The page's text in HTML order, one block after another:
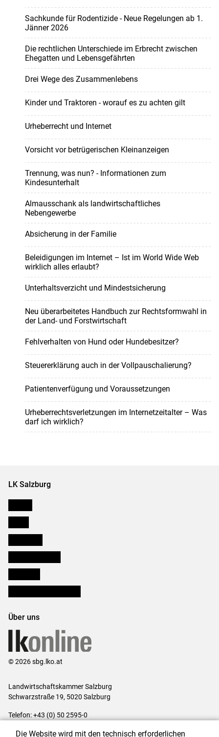
Sachkunde für Rodentizide - Neue Regelungen ab 1.
Jänner 2026
Die rechtlichen Unterschiede im Erbrecht zwischen
Ehegatten und Lebensgefährten
Drei Wege des Zusammenlebens
Kinder und Traktoren - worauf es zu achten gilt
Urheberrecht und Internet
Vorsicht vor betrügerischen Kleinanzeigen
Trennung, was nun? - Informationen zum
Kindesunterhalt
Almausschank als landwirtschaftliches
Nebengewerbe
Absicherung in der Familie
Beleidigungen im Internet – Ist im World Wide Web
wirklich alles erlaubt?
Unterhaltsverzicht und Mindestsicherung
Neu überarbeitetes Handbuch zur Rechtsformwahl in
der Land- und Forstwirtschaft
Fehlverhalten von Hund oder Hundebesitzer?
Steuererklärung auch in der Vollpauschalierung?
Patientenverfügung und Voraussetzungen
Urheberrechtsverletzungen im Internetzeitalter – Was
darf ich wirklich?
LK Salzburg
Über uns
© 2026 sbg.lko.at
Landwirtschaftskammer Salzburg
Schwarzstraße 19, 5020 Salzburg
Telefon: +43 (0) 50 2595-0
Die Website wird mit den technisch erforderlichen